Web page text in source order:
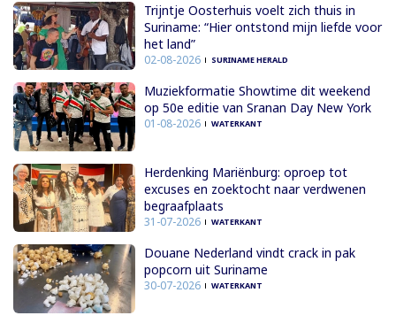
Trijntje Oosterhuis voelt zich thuis in
Suriname: “Hier ontstond mijn liefde voor
het land”
02-08-2026 SURINAME HERALD
Muziekformatie Showtime dit weekend
op 50e editie van Sranan Day New York
01-08-2026 WATERKANT
Herdenking Mariënburg: oproep tot
excuses en zoektocht naar verdwenen
begraafplaats
31-07-2026 WATERKANT
Douane Nederland vindt crack in pak
popcorn uit Suriname
30-07-2026 WATERKANT